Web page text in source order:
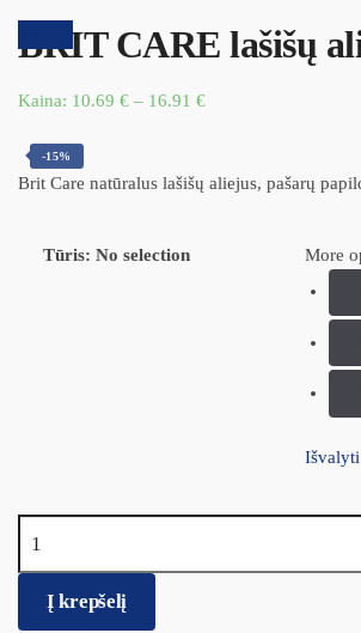
BRIT CARE lašišų
Kaina: 10.69 € – 16.91 €
-15%
Brit Care natūralus lašišų aliejus, pašarų
Tūris: No selection More
Išvalyti
Į krepšelį